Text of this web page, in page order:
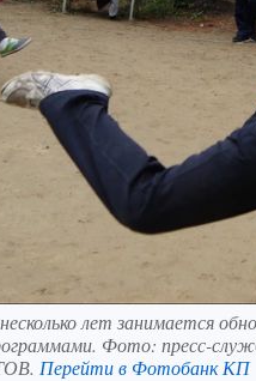
лет занимается
Фото: пресс-
Перейти в Фотобанк КП